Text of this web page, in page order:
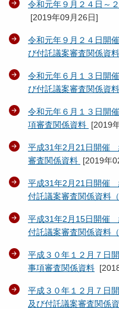
令和元年９月２４日
[2019年09月26日]
令和元年９月２４日
び付託議案審査関係資料
令和元年６月１３日
び付託議案審査関係資料
令和元年６月１３日
項審査関係資料 [2019
平成31年2月21日開催
審査関係資料 [2019年
平成31年2月21日開催
付託議案審査関係資料
平成31年2月15日開催
付託議案審査関係資料
平成３０年１２月７
事項審査関係資料 [
平成３０年１２月７
及び付託議案審査関係